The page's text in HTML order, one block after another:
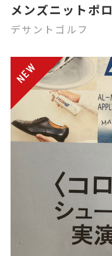
メンズニットポロ
デサントゴルフ